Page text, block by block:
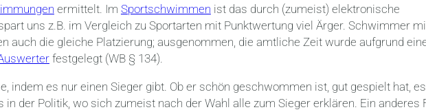
ermittelt. Im Sportschwimmen ist das durch (zumeist) elektronische
uns z.B. im Vergleich zu Sportarten mit Punktwertung viel Ärger. Schwimmer
auch die gleiche Platzierung; ausgenommen, die amtliche Zeit wurde aufgrund
festgelegt (WB § 134).
indem es nur einen Sieger gibt. Ob er schön geschwommen ist, gut gespielt hat, es
in der Politik, wo sich zumeist nach der Wahl alle zum Sieger erklären. Ein anderes